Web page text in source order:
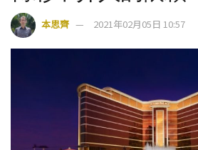
本思齊 2021年02月05日 10:57